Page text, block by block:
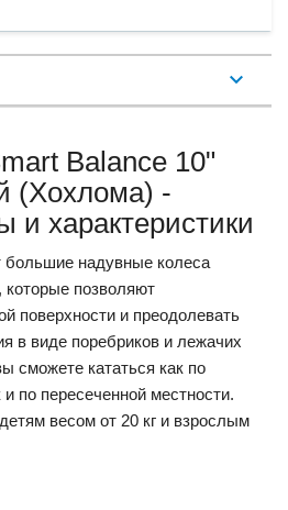
Balance 10"
(Хохлома) -
и характеристики
большие надувные колеса
позволяют
поверхности и преодолевать
в виде поребриков и лежачих
сможете кататься как по
по пересеченной местности.
весом от 20 кг и взрослым